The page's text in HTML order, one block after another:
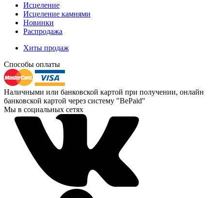
Исцеление
Исцеление камнями
Новинки
Распродажа
Хиты продаж
Способы оплаты
Наличными или банковской картой при получении, онлайн
банковской картой через систему "BePaid"
Мы в социальных сетях